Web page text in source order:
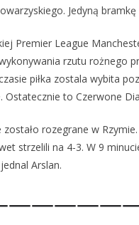
Jedyną
Premier League
rzutu rożnego
piłka zostala wybita
Ostatecznie to Czerwone
rozegrane w
strzelili na 4-3. W 9
Arslan.